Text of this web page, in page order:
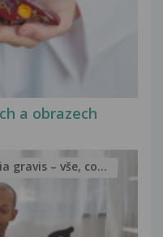
a obrazech
gravis – vše, co...